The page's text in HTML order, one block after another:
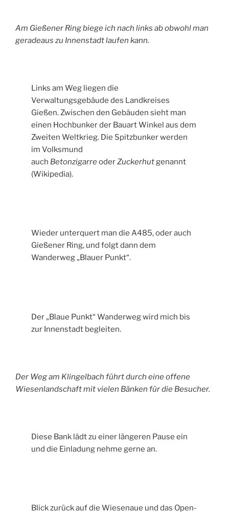
Am Gießener Ring biege ich nach links ab obwohl man
geradeaus zu Innenstadt laufen kann.
Links am Weg liegen die
Verwaltungsgebäude des Landkreises
Gießen. Zwischen den Gebäuden sieht man
einen Hochbunker der Bauart Winkel aus dem
Zweiten Weltkrieg. Die Spitzbunker werden
im Volksmund
auch BetonzigarreoderZuckerhutgenannt
(Wikipedia).
Wieder unterquert man die A485, oder auch
Gießener Ring, und folgt dann dem
Wanderweg „Blauer Punkt“.
Der „Blaue Punkt“ Wanderweg wird mich bis
zur Innenstadt begleiten.
Der Weg am Klingelbach führt durch eine offene
Wiesenlandschaft mit vielen Bänken für die Besucher.
Diese Bank lädt zu einer längeren Pause ein
und die Einladung nehme gerne an.
Blick zurück auf die Wiesenaue und das Open-